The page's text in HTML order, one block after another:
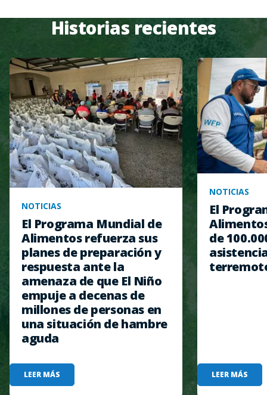
Historias recientes
NOTICIAS
El Programa Mundial de
Alimentos refuerza sus
planes de preparación y
respuesta ante la
amenaza de que El Niño
empuje a decenas de
millones de personas en
una situación de hambre
aguda
LEER MÁS
NOTICIAS
El
de
LEER MÁS